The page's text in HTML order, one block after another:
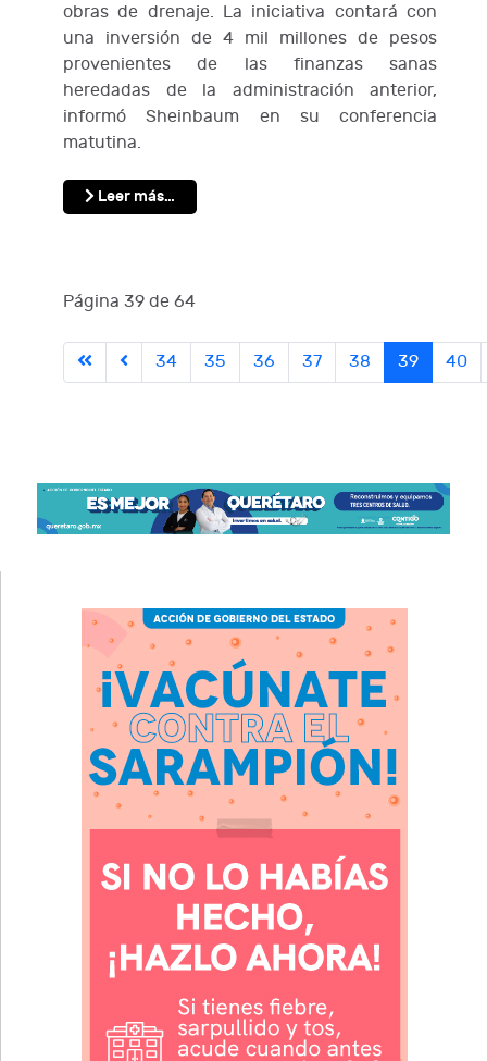
obras de drenaje. La iniciativa contará con
una inversión de 4 mil millones de pesos
provenientes de las finanzas sanas
heredadas de la administración anterior,
informó Sheinbaum en su conferencia
matutina.
Leer más…
Página 39 de 64
34 35 36 37 38 39 40